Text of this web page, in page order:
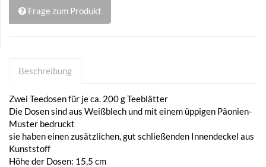
Frage zum Produkt
Beschreibung
Zwei Teedosen für je ca. 200 g Teeblätter
Die Dosen sind aus Weißblech und mit einem üppigen Päonien-
Muster bedruckt
sie haben einen zusätzlichen, gut schließenden Innendeckel aus
Kunststoff
Höhe der Dosen: 15,5 cm